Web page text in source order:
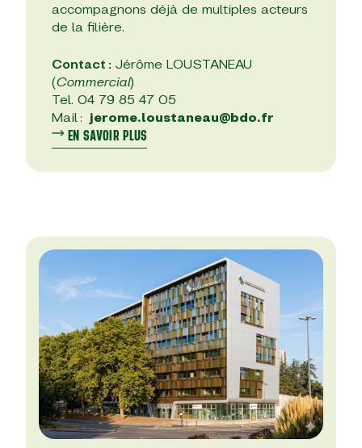
accompagnons déjà de multiples acteurs
de la filière.
Contact : Jérôme LOUSTANEAU
(Commercial)
Tel. 04 79 85 47 05
Mail : jerome.loustaneau@bdo.fr
EN SAVOIR PLUS